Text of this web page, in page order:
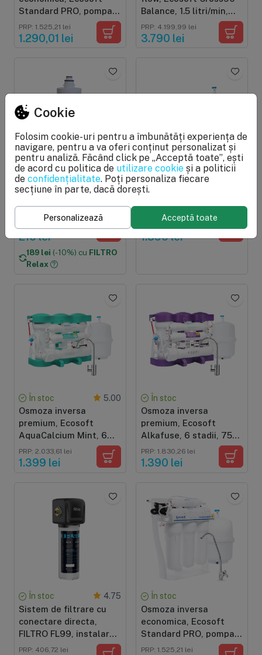
Standard PRO, pompa
de presiune pe cadru
metalic, 50 GPD, 5
stadii cu postcarbune
PRP: 1.525,21 lei
1.290,01 lei
Balance, 1.5 litri/min,
cartuse twist,
membrana 600 GPD,
PRP: 4.199,99 lei
3.790 lei
În stoc
Filtru de schimb cu
carcasa pentru FILTRO
ALK3, sistem de
alcalinizare si
210 lei
189 lei (-10%) cu FILTRO
Relax
În stoc 4.84
Osmoza inversa
Balance, eficienta
ridicata, 6 stadii, 75
PRP: 2.033,61 lei
1.390 lei
În stoc 5.00
Osmoza inversa
premium, Ecosoft
AquaCalcium Mint, 6
stadii, eficienta
ridicata, remineralizare
PRP: 2.033,61 lei
1.399 lei
În stoc
Osmoza inversa
premium, Ecosoft
Alkafuse, 6 stadii, 75
GPD, alcalinizare si
crestere PH 7-10
PRP: 1.830,26 lei
1.390 lei
În stoc 4.75
Sistem de filtrare cu
conectare directa,
FILTRO FL99, instalare
sub chiuveta
PRP: 406,72 lei
În stoc
Osmoza inversa
economica, Ecosoft
Standard PRO, pompa
de presiune pe cadru
PRP: 1.525,21 lei
Cookie
Folosim cookie-uri pentru a îmbunătăți experiența de
navigare, pentru a va oferi conținut personalizat și
pentru analiză. Făcând click pe „Acceptă toate”, ești
de acord cu politica de utilizare cookie și a politicii
de confidențialitate. Poți personaliza fiecare
secțiune în parte, dacă dorești.
Personalizează Acceptă toate